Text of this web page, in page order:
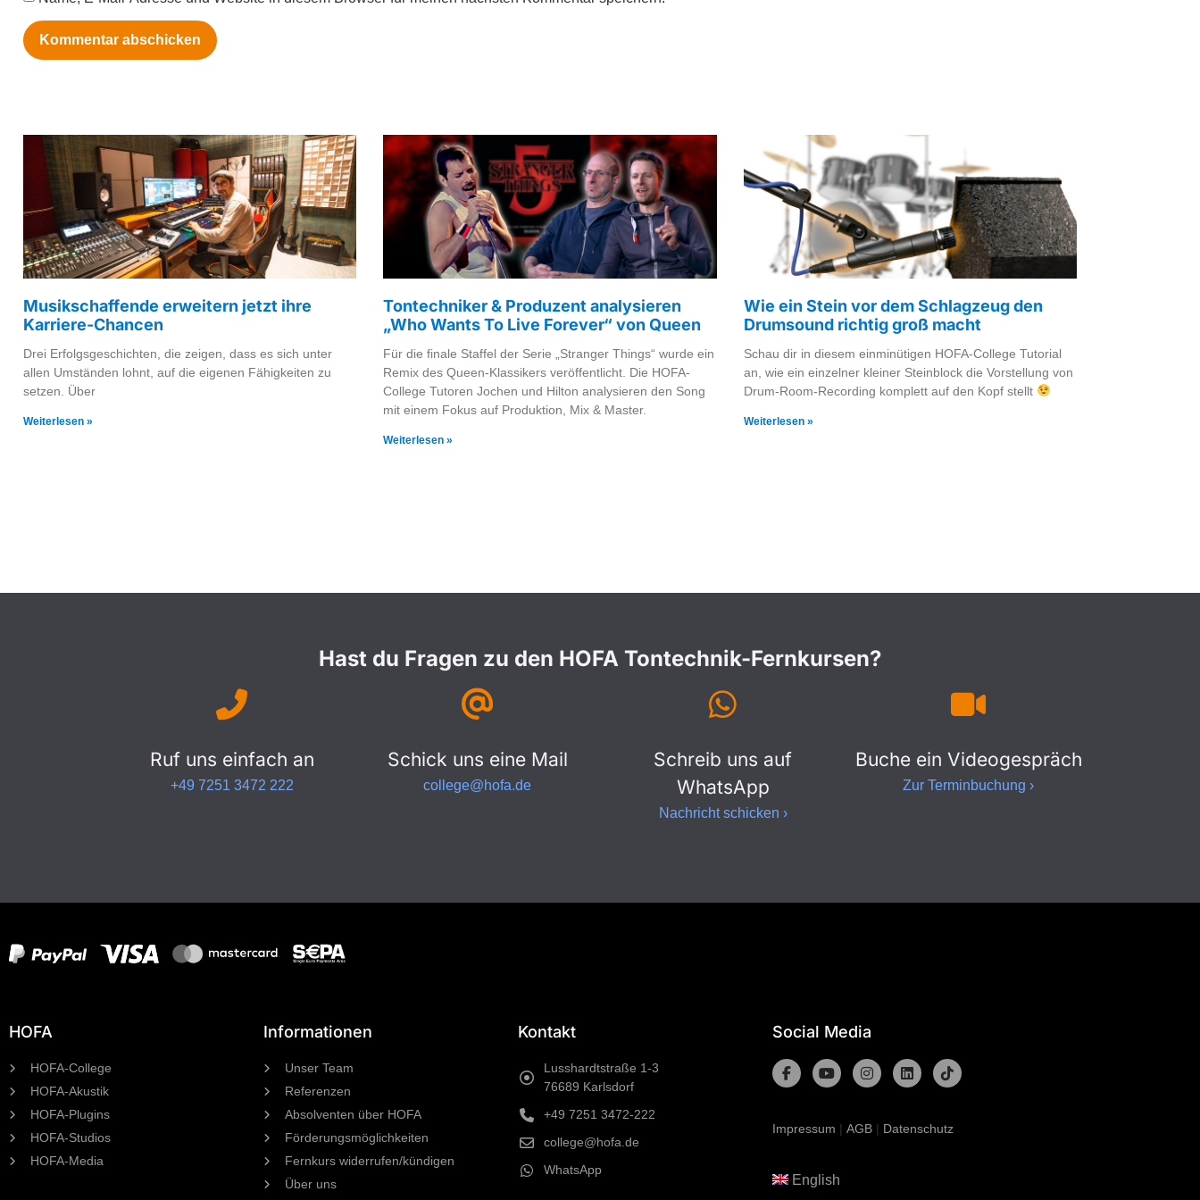
Musikschaffende erweitern jetzt ihre
Karriere-Chancen
Drei Erfolgsgeschichten, die zeigen, dass es sich unter
allen Umständen lohnt, auf die eigenen Fähigkeiten zu
setzen. Über
Weiterlesen »
Tontechniker & Produzent analysieren
„Who Wants To Live Forever“ von Queen
Für die finale Staffel der Serie „Stranger Things“ wurde ein
Remix des Queen-Klassikers veröffentlicht. Die HOFA-
College Tutoren Jochen und Hilton analysieren den Song
mit einem Fokus auf Produktion, Mix & Master.
Weiterlesen »
Wie ein Stein vor dem Schlagzeug den
Drumsound richtig groß macht
Schau dir in diesem einminütigen HOFA-College Tutorial
an, wie ein einzelner kleiner Steinblock die Vorstellung von
Drum-Room-Recording komplett auf den Kopf stellt
Weiterlesen »
Hast du Fragen zu den HOFA Tontechnik-Fernkursen?
Ruf uns einfach an
+49 7251 3472 222
Schick uns eine Mail
college@hofa.de
Schreib uns auf
WhatsApp
Nachricht schicken ›
Buche ein Videogespräch
Zur Terminbuchung ›
HOFA
HOFA-College
HOFA-Akustik
HOFA-Plugins
HOFA-Studios
HOFA-Media
Informationen
Unser Team
Referenzen
Absolventen über HOFA
Förderungsmöglichkeiten
Fernkurs widerrufen/kündigen
Über uns
Kontakt
Lusshardtstraße 1-3
76689 Karlsdorf
+49 7251 3472-222
college@hofa.de
WhatsApp
Social Media
Impressum | AGB | Datenschutz
English